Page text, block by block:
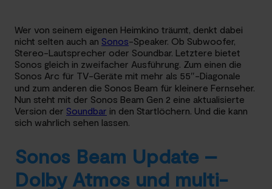
Wer von seinem eigenen Heimkino träumt, denkt dabei
nicht selten auch an Sonos-Speaker. Ob Subwoofer,
Stereo-Lautsprecher oder Soundbar. Letztere bietet
Sonos gleich in zweifacher Ausführung. Zum einen die
Sonos Arc für TV-Geräte mit mehr als 55″-Diagonale
und zum anderen die Sonos Beam für kleinere Fernseher.
Nun steht mit der Sonos Beam Gen 2 eine aktualisierte
Version der Soundbar in den Startlöchern. Und die kann
sich wahrlich sehen lassen.
Sonos Beam Update –
Dolby Atmos und multi-